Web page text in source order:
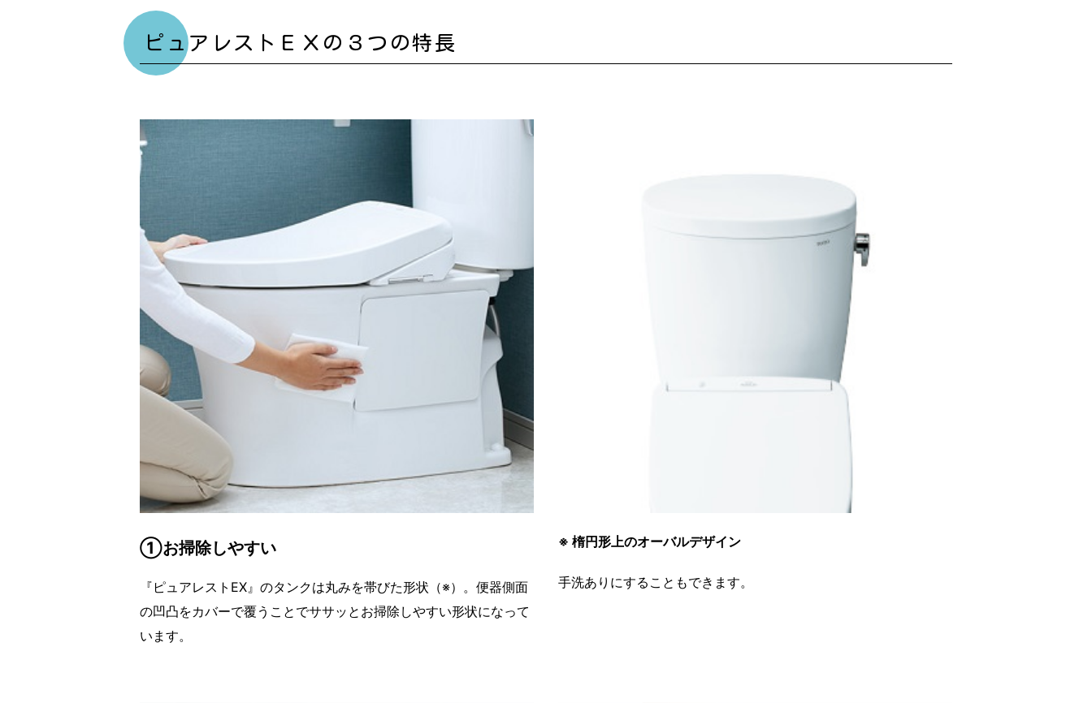
ピュアレストＥＸの３つの特長
①お掃除しやすい
『ピュアレストEX』のタンクは丸みを帯びた形状（※）。便器側面
の凹凸をカバーで覆うことでササッとお掃除しやすい形状になって
います。
※ 楕円形上のオーバルデザイン
手洗ありにすることもできます。